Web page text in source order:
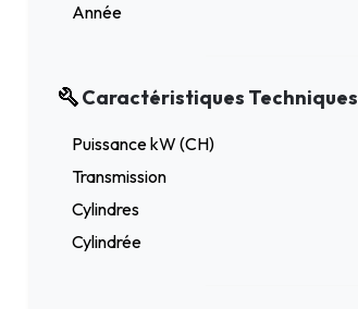
Année
Caractéristiques Techniques
Puissance kW (CH)
Transmission
Cylindres
Cylindrée